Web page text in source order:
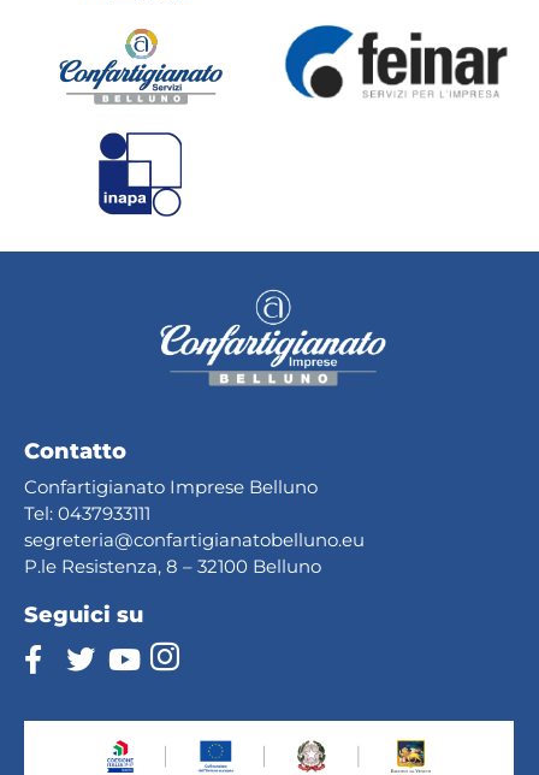
Contatto
Confartigianato Imprese Belluno
Tel: 0437933111
segreteria@confartigianatobelluno.eu
P.le Resistenza, 8 – 32100 Belluno
Seguici su